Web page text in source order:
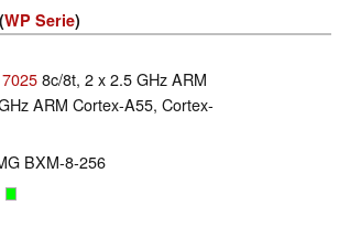
WP Serie)
8c/8t, 2 x 2.5 GHz ARM
ARM Cortex-A55, Cortex-
BXM-8-256